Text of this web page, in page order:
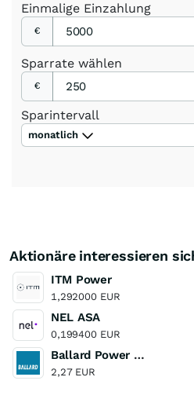
Einmalige Einzahlung
€
Sparrate wählen
€
Sparintervall
monatlich
Aktionäre interessieren
ITM Power
1,292000 EUR
NEL ASA
0,199400 EUR
Ballard Power Systems
2,27 EUR